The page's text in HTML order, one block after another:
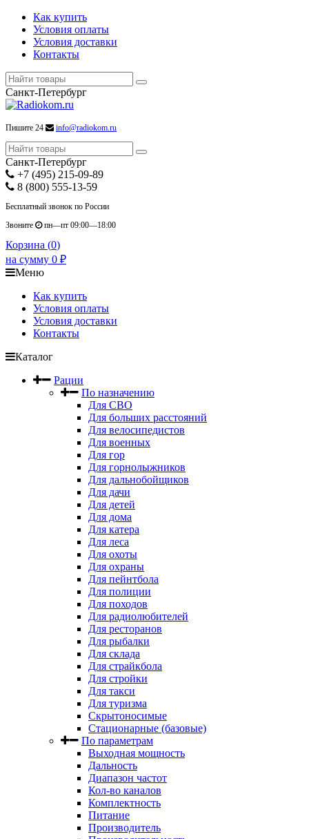
Как купить
Условия оплаты
Условия доставки
Контакты
Санкт-Петербург
Пишите 24 info@radiokom.ru
Санкт-Петербург
+7 (495) 215-09-89
8 (800) 555-13-59
Бесплатный звонок по России
Звоните
пн—пт 09:00—18:00
Корзина (0)
на сумму 0 ₽
Меню
Как купить
Условия оплаты
Условия доставки
Контакты
Каталог
Рации
По назначению
Для СВО
Для больших расстояний
Для велосипедистов
Для военных
Для гор
Для горнолыжников
Для дальнобойщиков
Для дачи
Для детей
Для дома
Для катера
Для леса
Для охоты
Для охраны
Для пейнтбола
Для полиции
Для походов
Для радиолюбителей
Для ресторанов
Для рыбалки
Для склада
Для страйкбола
Для стройки
Для такси
Для туризма
Скрытоносимые
Стационарные (базовые)
По параметрам
Выходная мощность
Дальность
Диапазон частот
Кол-во каналов
Комплектность
Питание
Производитель